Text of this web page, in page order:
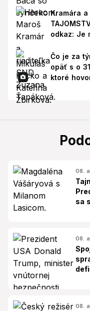
Kramára a
odkaz: Je
Čo je za
opäť s o
ktoré
08.
sa
08.
08.